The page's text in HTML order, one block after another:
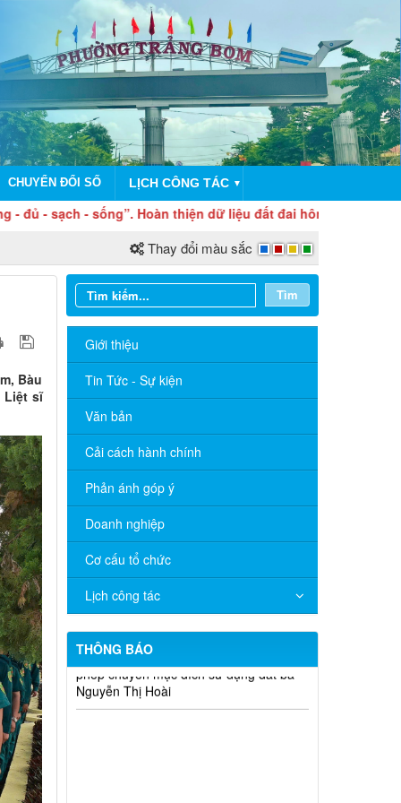
CHUYỂN ĐỔI SỐ LỊCH CÔNG TÁC ▼
Hoàn thiện dữ liệu đất đai hôm nay – Vì nền hành chính
Thay đổi màu sắc
Bàu
Liệt sĩ
Tìm
Giới thiệu
Tin Tức - Sự kiện
Văn bản
Cải cách hành chính
Phản ánh góp ý
Doanh nghiệp
Cơ cấu tổ chức
Lịch công tác
THÔNG BÁO
Quyết định 672/QĐ-UBND về việc cho
phép chuyển mục đích sử dụng đất ông
Nguyễn Hữu Minh và bà Hồ Thị Xô